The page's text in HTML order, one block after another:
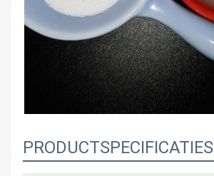
PRODUCTSPECIFICATIES